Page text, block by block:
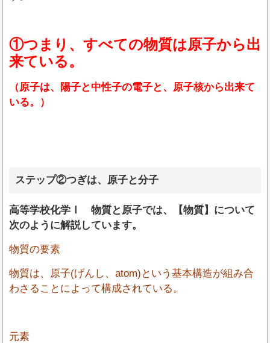
①つまり、すべての物質は原子から出
来ている。
（原子は、陽子と中性子の電子と、原子核から出来て
いる。）
ステップ②つぎは、原子と分子
高等学校化学Ⅰ 物質と原子では、【物質】について
次のように解説しています。
物質の要素
物質は、原子(げんし、atom)という基本構造が組み合
わさることによって構成されている。
元素